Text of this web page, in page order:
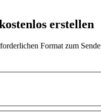
erstellen
Format zum